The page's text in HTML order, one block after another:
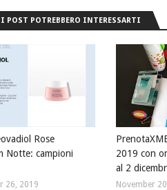
POST POTREBBERO INTERESSARTI
Rose
Notte: campioni
26, 2019
2019 con
al 2
November